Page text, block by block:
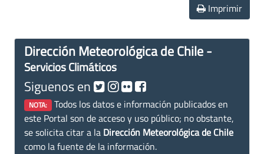
Imprimir
Dirección Meteorológica de Chile -
Servicios Climáticos
Siguenos en
NOTA: Todos los datos e información publicados en
este Portal son de acceso y uso público; no obstante,
se solicita citar a la Dirección Meteorológica de Chile
como la fuente de la información.